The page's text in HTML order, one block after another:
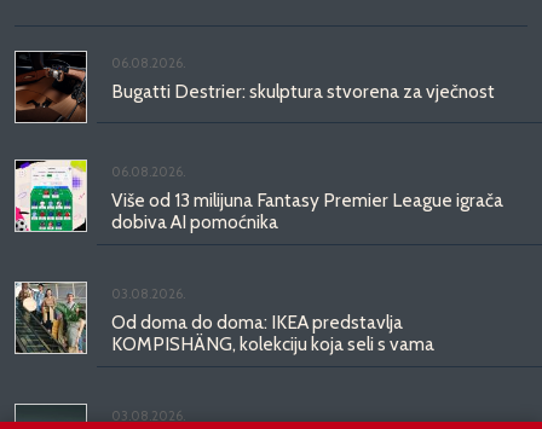
06.08.2026.
Bugatti Destrier: skulptura stvorena za vječnost
06.08.2026.
Više od 13 milijuna Fantasy Premier League igrača
dobiva AI pomoćnika
03.08.2026.
Od doma do doma: IKEA predstavlja
KOMPISHÄNG, kolekciju koja seli s vama
03.08.2026.